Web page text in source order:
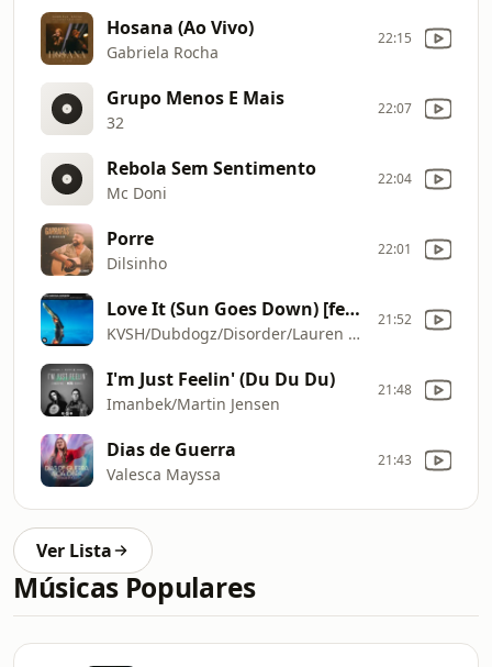
Hosana (Ao Vivo)
Gabriela Rocha
22:15
Grupo Menos E Mais
32
22:07
Rebola Sem Sentimento
Mc Doni
22:04
Porre
Dilsinho
22:01
Love It (Sun Goes Down) [feat. Lauren Nicole]
KVSH/Dubdogz/Disorder/Lauren Nicole
21:52
I'm Just Feelin' (Du Du Du)
Imanbek/Martin Jensen
21:48
Dias de Guerra
Valesca Mayssa
21:43
Ver Lista
Músicas Populares